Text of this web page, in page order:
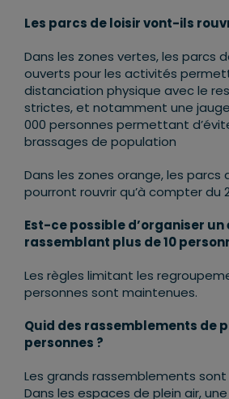
Les parcs de loisir vont-ils
Dans les zones vertes, les parcs
ouverts pour les activités
distanciation physique avec le
strictes, et notamment une
000 personnes permettant
brassages de population
Dans les zones orange, les parcs
pourront rouvrir qu’à compter du
Est-ce possible d’organiser un
rassemblant plus de 10
Les règles limitant les
personnes sont maintenues.
Quid des rassemblements de
personnes ?
Les grands rassemblements
Dans les espaces de plein air,